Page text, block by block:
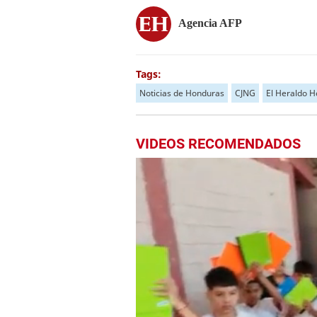
Agencia AFP
Tags:
Noticias de Honduras CJNG El Heraldo
VIDEOS RECOMENDADOS